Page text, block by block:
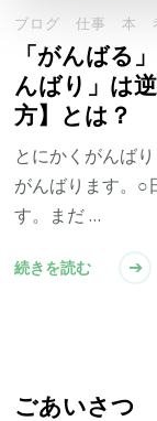
ブログ 仕事 本
「がんばる
んばり」は
方】とは？
とにかくがんば
がんばります。○
す。まだ …
続きを読む
ごあいさつ